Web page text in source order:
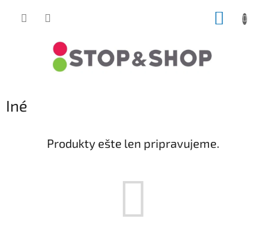
Iné
Produkty ešte len pripravujeme.